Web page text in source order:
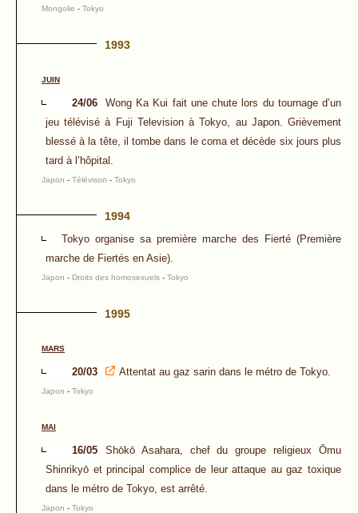
Mongolie - Tokyo
1993
JUIN
24/06
Wong Ka Kui fait une chute lors du tournage d’un
jeu télévisé à Fuji Television à Tokyo, au Japon. Grièvement
blessé à la tête, il tombe dans le coma et décède six jours plus
tard à l’hôpital.
Japon - Télévison - Tokyo
1994
Tokyo organise sa première marche des Fierté (Première
marche de Fiertés en Asie).
Japon - Droits des homosexuels - Tokyo
1995
MARS
20/03 Attentat au gaz sarin dans le métro de Tokyo.
Japon - Tokyo
MAI
16/05
Shōkō Asahara, chef du groupe religieux Ōmu
Shinrikyō et principal complice de leur attaque au gaz toxique
dans le métro de Tokyo, est arrêté.
Japon - Tokyo